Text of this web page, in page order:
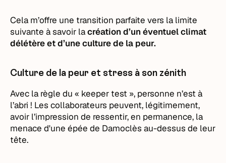
Cela m’offre une transition parfaite vers la limite
suivante à savoir lacréation d’un éventuel climat
délétère et d’une culture de la peur.
Culture de la peur et stress à son zénith
Avec la règle du « keeper test », personne n’est à
l’abri ! Les collaborateurs peuvent, légitimement,
avoir l’impression de ressentir, en permanence, la
menace d'une épée de Damoclès au-dessus de leur
tête.